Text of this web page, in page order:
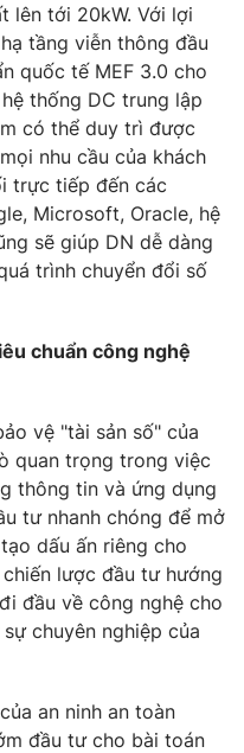
Việt Nam
tử số 483/GP-BTTTT
Phạm Quốc Thắng,
355 932
897
lên tới 20kW. Với lợi
tầng viễn thông đầu
quốc tế MEF 3.0 cho
thống DC trung lập
có thể duy trì được
nhu cầu của khách
trực tiếp đến các
Microsoft, Oracle, hệ
sẽ giúp DN dễ dàng
trình chuyển đổi số
chuẩn công nghệ
vệ "tài sản số" của
quan trọng trong việc
thông tin và ứng dụng
tư nhanh chóng để mở
dấu ấn riêng cho
lược đầu tư hướng
đầu về công nghệ cho
chuyên nghiệp của
an ninh an toàn
đầu tư cho bài toán